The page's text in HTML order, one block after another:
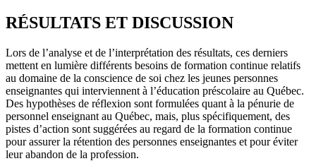
RÉSULTATS ET DISCUSSION
Lors de l’analyse et de l’interprétation des résultats, ces derniers
mettent en lumière différents besoins de formation continue relatifs
au domaine de la conscience de soi chez les jeunes personnes
enseignantes qui interviennent à l’éducation préscolaire au Québec.
Des hypothèses de réflexion sont formulées quant à la pénurie de
personnel enseignant au Québec, mais, plus spécifiquement, des
pistes d’action sont suggérées au regard de la formation continue
pour assurer la rétention des personnes enseignantes et pour éviter
leur abandon de la profession.